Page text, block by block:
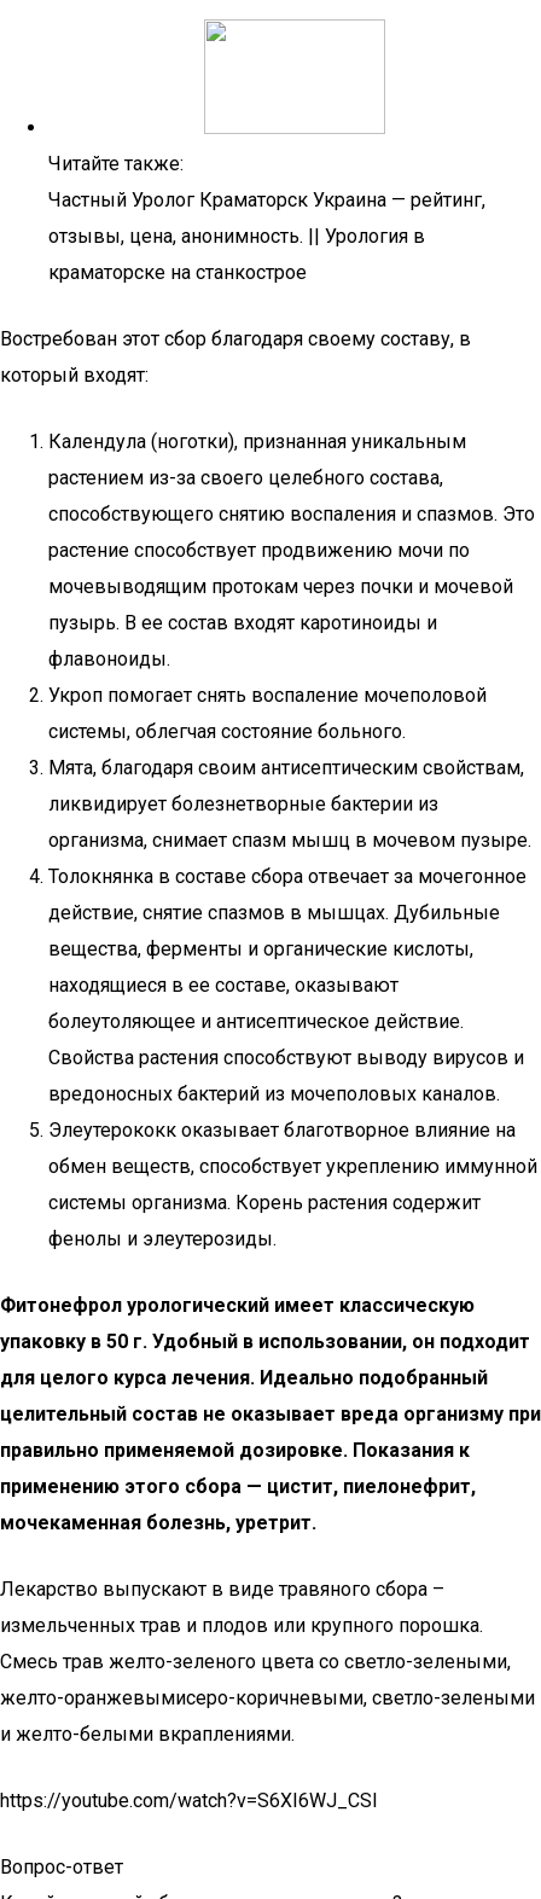
Читайте также:
Частный Уролог Краматорск Украина — рейтинг,
отзывы, цена, анонимность. || Урология в
краматорске на станкострое
Востребован этот сбор благодаря своему составу, в
который входят:
Календула (ноготки), признанная уникальным
растением из-за своего целебного состава,
способствующего снятию воспаления и спазмов. Это
растение способствует продвижению мочи по
мочевыводящим протокам через почки и мочевой
пузырь. В ее состав входят каротиноиды и
флавоноиды.
Укроп помогает снять воспаление мочеполовой
системы, облегчая состояние больного.
Мята, благодаря своим антисептическим свойствам,
ликвидирует болезнетворные бактерии из
организма, снимает спазм мышц в мочевом пузыре.
Толокнянка в составе сбора отвечает за мочегонное
действие, снятие спазмов в мышцах. Дубильные
вещества, ферменты и органические кислоты,
находящиеся в ее составе, оказывают
болеутоляющее и антисептическое действие.
Свойства растения способствуют выводу вирусов и
вредоносных бактерий из мочеполовых каналов.
Элеутерококк оказывает благотворное влияние на
обмен веществ, способствует укреплению иммунной
системы организма. Корень растения содержит
фенолы и элеутерозиды.
Фитонефрол урологический имеет классическую
упаковку в 50 г. Удобный в использовании, он подходит
для целого курса лечения. Идеально подобранный
целительный состав не оказывает вреда организму при
правильно применяемой дозировке. Показания к
применению этого сбора — цистит, пиелонефрит,
мочекаменная болезнь, уретрит.
Лекарство выпускают в виде травяного сбора –
измельченных трав и плодов или крупного порошка.
Смесь трав желто-зеленого цвета со светло-зелеными,
желто-оранжевымисеро-коричневыми, светло-зелеными
и желто-белыми вкраплениями.
https://youtube.com/watch?v=S6XI6WJ_CSI
Вопрос-ответ